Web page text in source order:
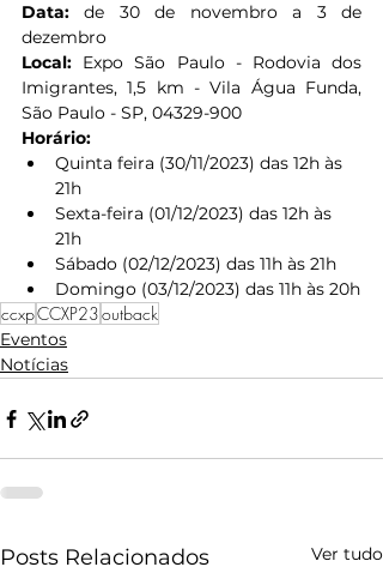
Data: de 30 de novembro a 3 de
dezembro
Local: Expo São Paulo - Rodovia dos
Imigrantes, 1,5 km - Vila Água Funda,
São Paulo - SP, 04329-900
Horário:
Quinta feira (30/11/2023) das 12h às
21h
Sexta-feira (01/12/2023) das 12h às
21h
Sábado (02/12/2023) das 11h às 21h
Domingo (03/12/2023) das 11h às 20h
ccxpCCXP23outback
Eventos
Notícias
Posts Relacionados Ver tudo